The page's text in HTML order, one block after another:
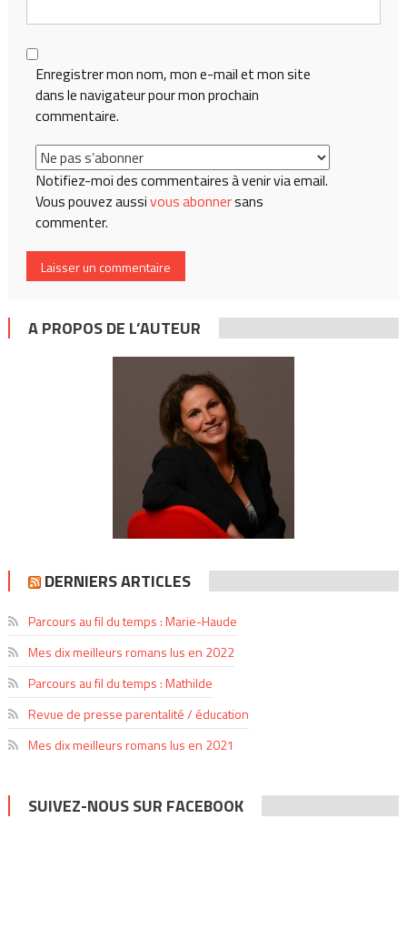
Enregistrer mon nom, mon e-mail et mon site
dans le navigateur pour mon prochain
commentaire.
Notifiez-moi des commentaires à venir via email.
Vous pouvez aussivous abonnersans
commenter.
A PROPOS DE L’AUTEUR
DERNIERS ARTICLES
Parcours au fil du temps : Marie-Haude
Mes dix meilleurs romans lus en 2022
Parcours au fil du temps : Mathilde
Revue de presse parentalité / éducation
Mes dix meilleurs romans lus en 2021
SUIVEZ-NOUS SUR FACEBOOK